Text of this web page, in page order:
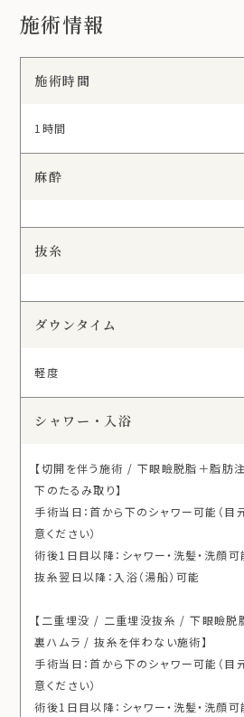
施術情報
施術時間
1時間
麻酔
抜糸
ダウンタイム
軽度
シャワー・入浴
【切開を伴う施術 / 下眼瞼脱脂＋脂肪
下のたるみ取り】
手術当日：首から下のシャワー可能（目
意ください）
術後1日目以降：シャワー・洗髪・洗顔可
抜糸翌日以降：入浴（湯船）可能
【二重埋没 / 二重埋没抜糸 / 下眼瞼
裏ハムラ / 抜糸を伴わない施術】
手術当日：首から下のシャワー可能（目
意ください）
術後1日目以降：シャワー・洗髪・洗顔可